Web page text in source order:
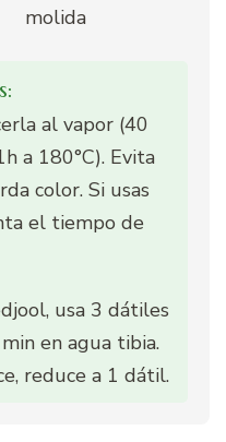
molida
al vapor (40
a 180°C). Evita
color. Si usas
el tiempo de
usa 3 dátiles
en agua tibia.
reduce a 1 dátil.